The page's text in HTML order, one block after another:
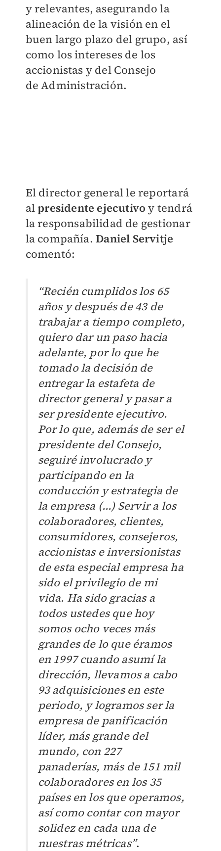
y relevantes, asegurando la
alineación de la visión en el
buen largo plazo del grupo, así
como los intereses de los
accionistas y del Consejo
deAdministración.
El director general le reportará
alpresidente ejecutivo y tendrá
la responsabilidad de gestionar
la compañía.Daniel Servitje
comentó:
“Recién cumplidos los 65
años y después de 43 de
trabajar a tiempo completo,
quiero dar un paso hacia
adelante, por lo que he
tomado la decisión de
entregar la estafeta de
director general y pasar a
ser presidente ejecutivo.
Por lo que, además de ser el
presidente del Consejo,
seguiré involucrado y
participando en la
conducción y estrategia de
la empresa (...) Servir a los
colaboradores, clientes,
consumidores, consejeros,
accionistas e inversionistas
de esta especial empresa ha
sido el privilegio de mi
vida. Ha sido gracias a
todos ustedes que hoy
somos ocho veces más
grandes de lo que éramos
en 1997 cuando asumí la
dirección, llevamos a cabo
93adquisiciones en este
periodo, y logramos ser la
empresa de panificación
líder, más grande del
mundo, con 227
panaderías, más de 151 mil
colaboradores en los 35
países en los que operamos,
así como contar con mayor
solidez en cada una de
nuestras métricas”.